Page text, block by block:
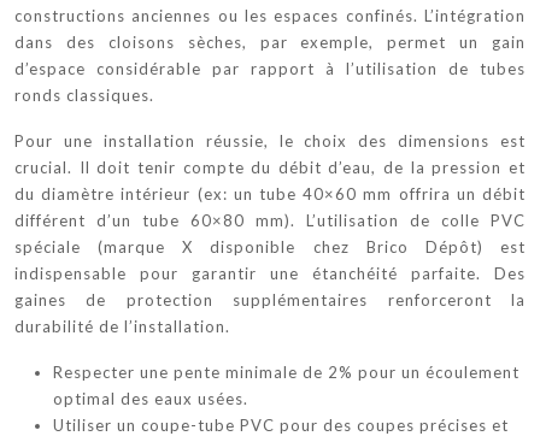
constructions anciennes ou les espaces confinés. L’intégration
dans des cloisons sèches, par exemple, permet un gain
d’espace considérable par rapport à l’utilisation de tubes
ronds classiques.
Pour une installation réussie, le choix des dimensions est
crucial. Il doit tenir compte du débit d’eau, de la pression et
du diamètre intérieur (ex: un tube 40×60 mm offrira un débit
différent d’un tube 60×80 mm). L’utilisation de colle PVC
spéciale (marque X disponible chez Brico Dépôt) est
indispensable pour garantir une étanchéité parfaite. Des
gaines de protection supplémentaires renforceront la
durabilité de l’installation.
Respecter une pente minimale de 2% pour un écoulement
optimal des eaux usées.
Utiliser un coupe-tube PVC pour des coupes précises et